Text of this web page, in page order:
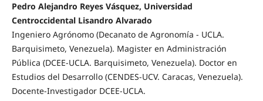
Pedro Alejandro Reyes Vásquez, Universidad
Centroccidental Lisandro Alvarado
Ingeniero Agrónomo (Decanato de Agronomía - UCLA.
Barquisimeto, Venezuela). Magister en Administración
Pública (DCEE-UCLA. Barquisimeto, Venezuela). Doctor en
Estudios del Desarrollo (CENDES-UCV. Caracas, Venezuela).
Docente-Investigador DCEE-UCLA.